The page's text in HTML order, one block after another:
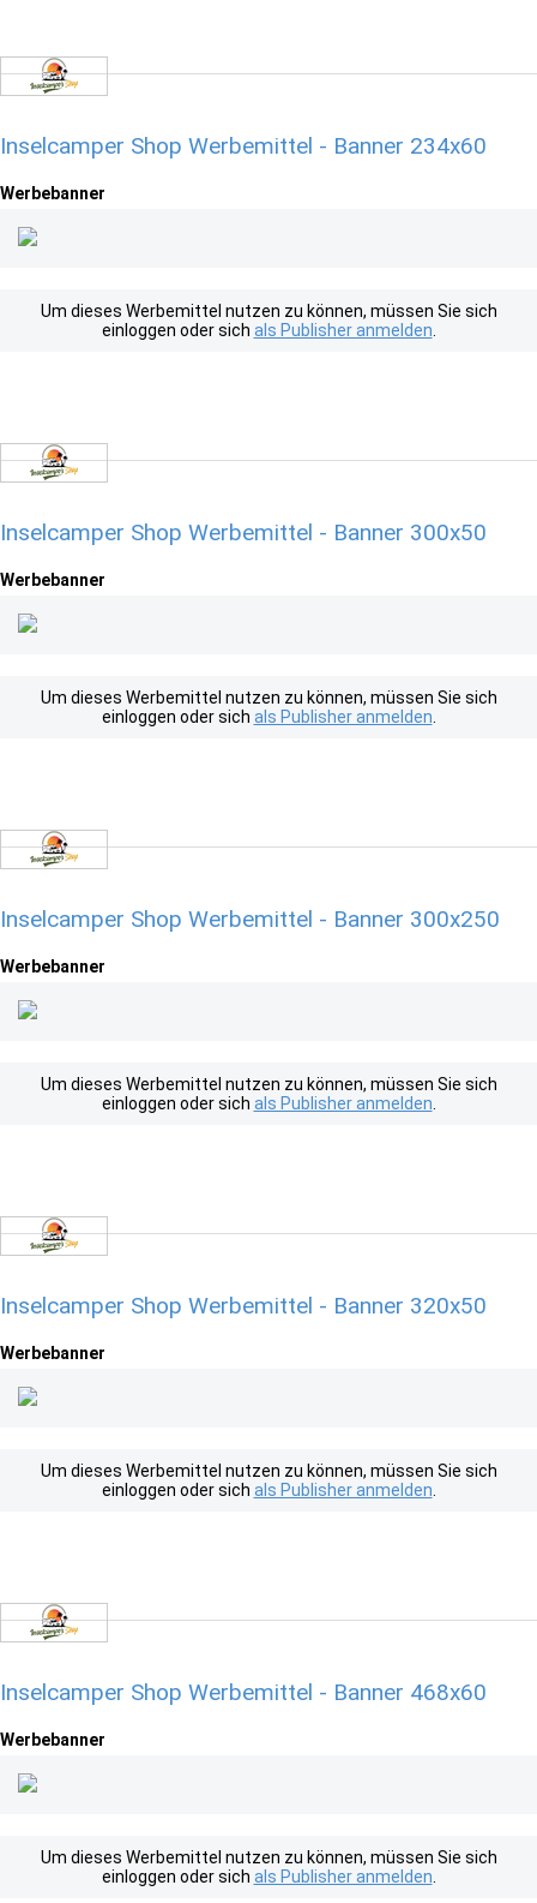
Inselcamper Shop Werbemittel - Banner 234x60
Werbebanner
Um dieses Werbemittel nutzen zu können, müssen Sie sich
einloggen oder sich als Publisher anmelden
Inselcamper Shop Werbemittel - Banner 300x50
Werbebanner
Um dieses Werbemittel nutzen zu können, müssen Sie sich
einloggen oder sich als Publisher anmelden
Inselcamper Shop Werbemittel - Banner 300x250
Werbebanner
Um dieses Werbemittel nutzen zu können, müssen Sie sich
einloggen oder sich als Publisher anmelden
Inselcamper Shop Werbemittel - Banner 320x50
Werbebanner
Um dieses Werbemittel nutzen zu können, müssen Sie sich
einloggen oder sich als Publisher anmelden
Inselcamper Shop Werbemittel - Banner 468x60
Werbebanner
Um dieses Werbemittel nutzen zu können, müssen Sie sich
einloggen oder sich als Publisher anmelden